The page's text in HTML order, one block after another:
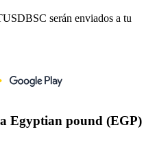
serán enviados a tu
Egyptian pound (EGP)